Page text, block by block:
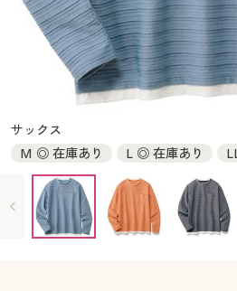
大きいサイズ レディース下着
大きいサイズ メンズ
大きいサイズ 事務・制服
シークレットセール
商品カテゴリ一覧
カタログ
カタログ・チラシからのご注文
デジタルカタログ
カタログ無料プレゼント
大きいサイズ メンズ
大きいサイズ 事務・制服
カタログ
カタログ・チラシからのご注文
カタログ無料プレゼント
会員メニュー
サックス
M ◎ 在庫あり
L ◎ 在庫あり
3L ◎ 在庫あり
5L ◎ 在庫あり